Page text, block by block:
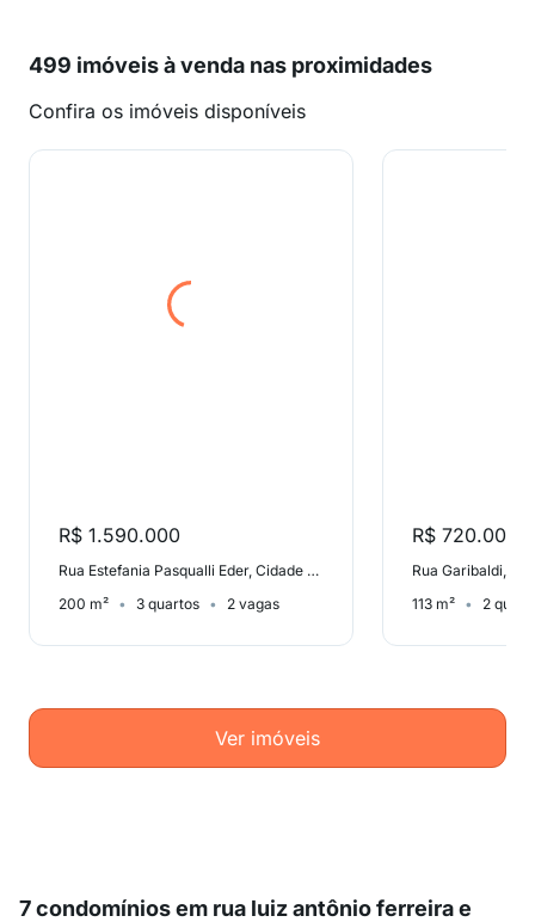
499 imóveis à venda nas proximidades
Confira os imóveis disponíveis
R$ 1.590.000
Rua Estefania Pasqualli Eder, Cidade Alta
200 m²
3 quartos 2 vagas
R$ 720.000
Rua Garibaldi,
113 m²
2
Ver imóveis
7 condomínios em rua luiz antônio ferreira e